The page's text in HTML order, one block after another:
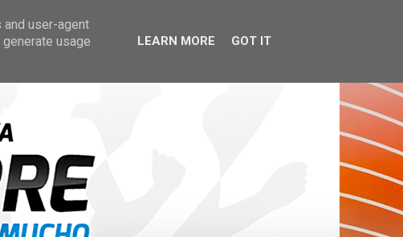
user-agent
usage
LEARN MORE GOT IT